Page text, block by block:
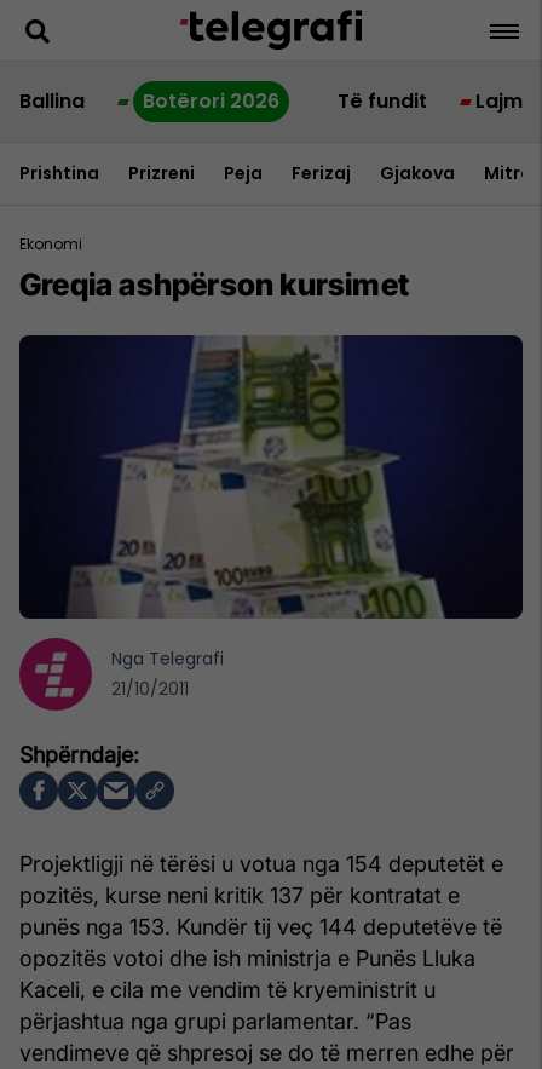
Ballina Botërori 2026 Të fundit Lajme
Prishtina Prizreni Peja Ferizaj Gjakova
Ekonomi
Greqia ashpërson kursimet
Projektligji në tërësi u votua nga 154 deputetët e
pozitës, kurse neni kritik 137 për kontratat e
punës nga 153. Kundër tij veç 144 deputetëve të
opozitës votoi dhe ish ministrja e Punës Lluka
Kaceli, e cila me vendim të kryeministrit u
përjashtua nga grupi parlamentar. “Pas
vendimeve që shpresoj se do të merren edhe për
Nga Telegrafi
21/10/2011